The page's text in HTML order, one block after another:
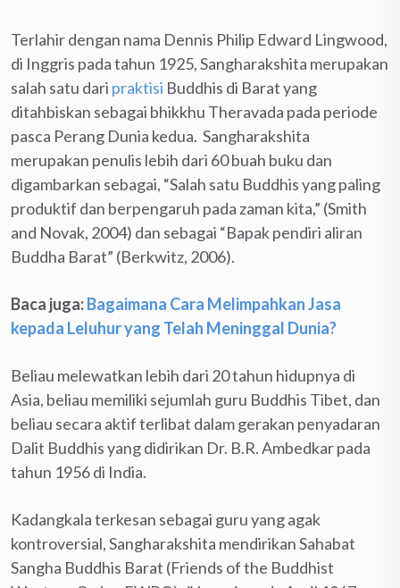
Terlahir dengan nama Dennis Philip Edward Lingwood,
di Inggris pada tahun 1925, Sangharakshita merupakan
salah satu dari praktisi Buddhis di Barat yang
ditahbiskan sebagai bhikkhu Theravada pada periode
pasca Perang Dunia kedua. Sangharakshita
merupakan penulis lebih dari 60 buah buku dan
digambarkan sebagai, “Salah satu Buddhis yang paling
produktif dan berpengaruh pada zaman kita,” (Smith
and Novak, 2004) dan sebagai “Bapak pendiri aliran
Buddha Barat” (Berkwitz, 2006).
Baca juga:Bagaimana Cara Melimpahkan Jasa
kepada Leluhur yang Telah Meninggal Dunia?
Beliau melewatkan lebih dari 20 tahun hidupnya di
Asia, beliau memiliki sejumlah guru Buddhis Tibet, dan
beliau secara aktif terlibat dalam gerakan penyadaran
Dalit Buddhis yang didirikan Dr. B.R. Ambedkar pada
tahun 1956 di India.
Kadangkala terkesan sebagai guru yang agak
kontroversial, Sangharakshita mendirikan Sahabat
Sangha Buddhis Barat (Friends of the Buddhist